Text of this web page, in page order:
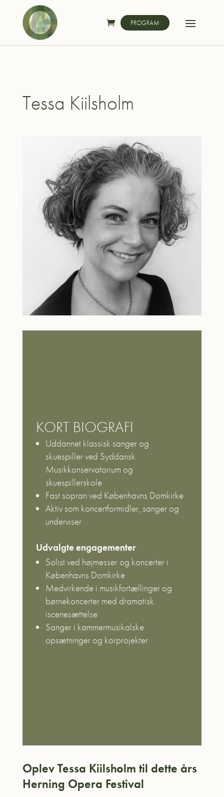
PROGRAM
Tessa Kiilsholm
KORT BIOGRAFI
Uddannet klassisk sanger og
skuespiller ved Syddansk
Musikkonservatorium og
skuespillerskole
Fast sopran ved Københavns Domkirke
Aktiv som koncertformidler, sanger og
underviser
Udvalgte engagementer
Solist ved højmesser og koncerter i
Københavns Domkirke
Medvirkende i musikfortællinger og
børnekoncerter med dramatisk
iscenesættelse
Sanger i kammermusikalske
opsætninger og korprojekter
Oplev Tessa Kiilsholm til dette års
Herning Opera Festival